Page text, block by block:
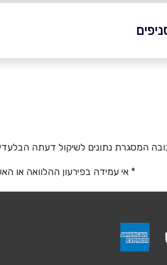
*
חזרו אלי בקשר ל...
המסגרת נתונים לשיקול דעתה
* אי עמידה בפירעון ההלוואה או